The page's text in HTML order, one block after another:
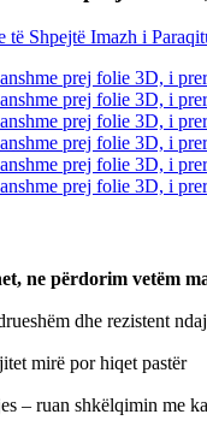
ne përdorim vetëm
dhe rezistent
mirë por hiqet pastër
– ruan shkëlqimin me